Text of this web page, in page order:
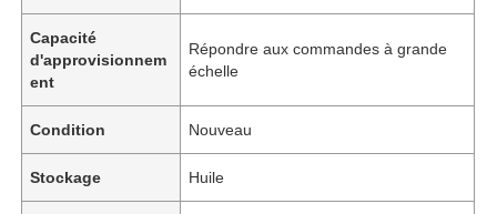
Capacité
d'approvisionnem
ent
Répondre aux commandes à grande
échelle
Condition Nouveau
Stockage Huile